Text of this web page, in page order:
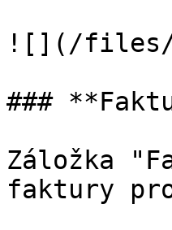
![](/files/-
###
Záložka
faktury